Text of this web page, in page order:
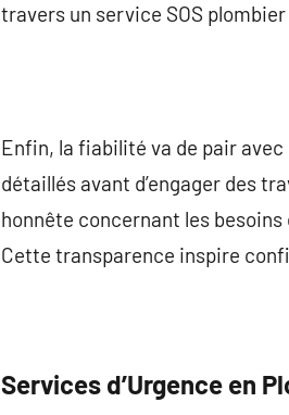
travers un service SOS
Enfin, la fiabilité va de pair
détaillés avant d’engager des
honnête concernant les
Cette transparence inspire
Services d’Urgence en